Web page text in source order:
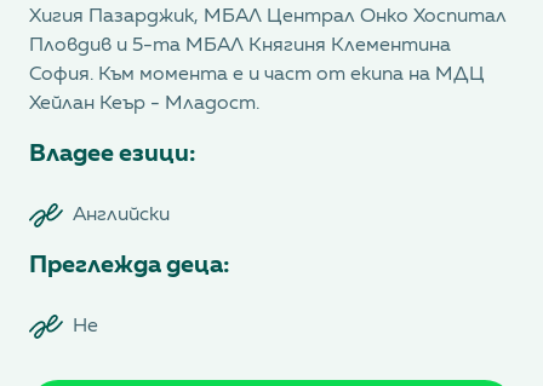
Хигия Пазарджик, МБАЛ Централ Онко Хоспитал
Пловдив и 5-та МБАЛ Княгиня Клементина
София. Към момента е и част от екипа на МДЦ
Хейлан Кеър - Младост.
Владее езици:
Английски
Преглежда деца:
Не